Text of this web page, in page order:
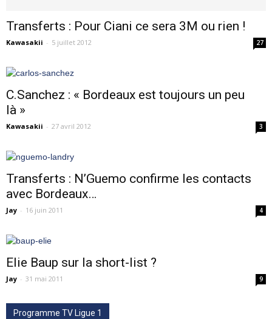
Transferts : Pour Ciani ce sera 3M ou rien !
Kawasakii - 5 juillet 2012 27
C.Sanchez : « Bordeaux est toujours un peu
là »
Kawasakii - 27 avril 2012 3
Transferts : N’Guemo confirme les contacts
avec Bordeaux…
Jay - 16 juin 2011 4
Elie Baup sur la short-list ?
Jay - 31 mai 2011 9
Programme TV Ligue 1